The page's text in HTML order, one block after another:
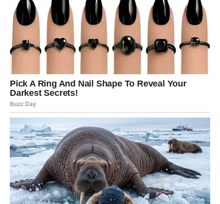
ćete osećati pritisak zbog velikog broja obaveza. Važno je
da napravite prioritete i ne preuzimate više nego što
možete da završite.
U ljubavi Device mogu shvatiti koliko im znači stabilan i
iskren odnos. Ako ste slobodni, neko iz vašeg okruženja
može pokazati interesovanje koje do sada niste primetili.
VAGA
Vage će ovog ponedeljka imati potrebu za ravnotežom i
mirom. Možda ćete pokušati da rešite nesporazum ili da
donesete odluku koja će doneti stabilnost u vaš život.
Na poslu je moguće da ćete imati važan razgovor ili